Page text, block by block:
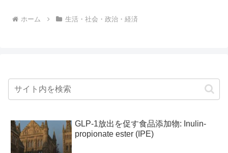
ホーム 生活・社会・政治・経済
GLP-1放出を促す食品添加物: Inulin-
propionate ester (IPE)